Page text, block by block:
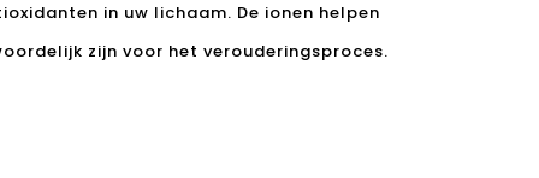
in uw lichaam. De ionen helpen
zijn voor het verouderingsproces.